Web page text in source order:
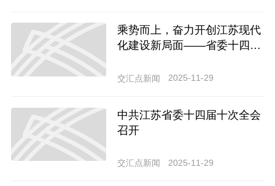
乘势而上，奋力开创江苏现代
化建设新局面——省委十四届
交汇点新闻 2025-11-29
中共江苏省委十四届十次全会
召开
交汇点新闻 2025-11-29